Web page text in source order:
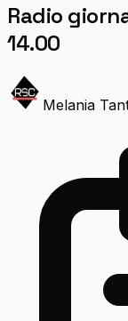
Radio
14.00
Melania